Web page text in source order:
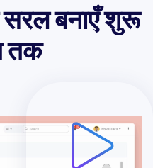
बनाएँशुरू
तक